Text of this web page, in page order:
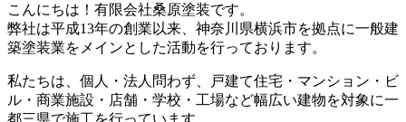
こんにちは！有限会社桑原塗装です。
弊社は平成13年の創業以来、神奈川県横浜市を拠点に一般建
築塗装業をメインとした活動を行っております。
私たちは、個人・法人問わず、戸建て住宅・マンション・ビ
ル・商業施設・店舗・学校・工場など幅広い建物を対象に一
都三県で施工を行っています。